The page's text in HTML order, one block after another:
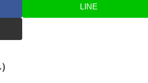
LINE